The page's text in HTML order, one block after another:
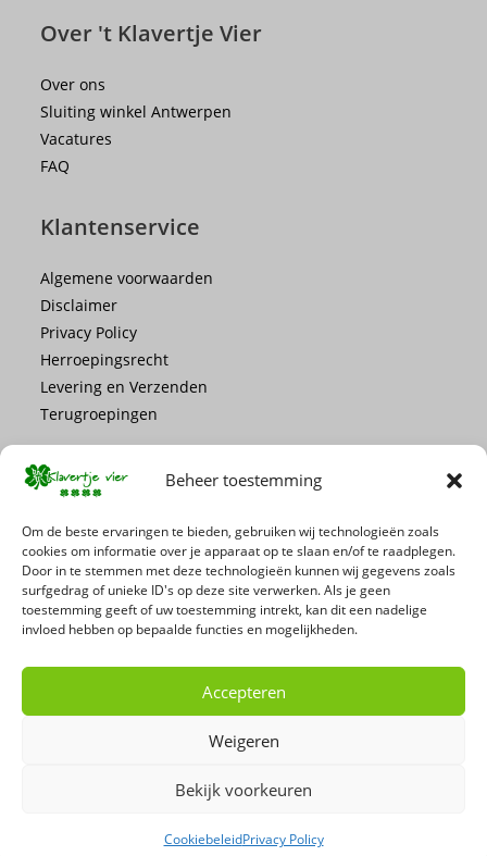
Beheer toestemming
Om de beste ervaringen te bieden, gebruiken wij technologieën zoals
cookies om informatie over je apparaat op te slaan en/of te raadplegen.
Door in te stemmen met deze technologieën kunnen wij gegevens zoals
surfgedrag of unieke ID's op deze site verwerken. Als je geen
toestemming geeft of uw toestemming intrekt, kan dit een nadelige
invloed hebben op bepaalde functies en mogelijkheden.
Accepteren
Weigeren
Bekijk voorkeuren
CookiebeleidPrivacy Policy
Over 't Klavertje Vier
Over ons
Sluiting winkel Antwerpen
Vacatures
FAQ
Klantenservice
Algemene voorwaarden
Disclaimer
Privacy Policy
Herroepingsrecht
Levering en Verzenden
Terugroepingen
Mis geen enkele actie of promotie!
Schrijf je in voor onze nieuwsbrief
Copyright 2026 - 't Klavertje Vier